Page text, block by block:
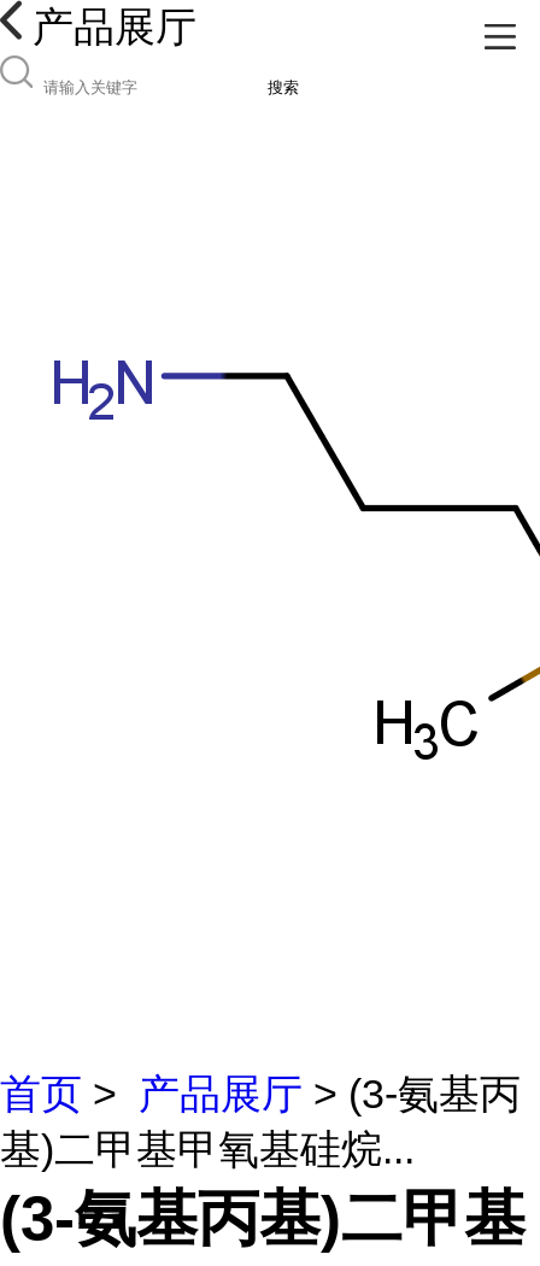
产品展厅
搜索
首页 > 产品展厅 > (3-氨基丙
基)二甲基甲氧基硅烷...
(3-氨基丙基)二甲基